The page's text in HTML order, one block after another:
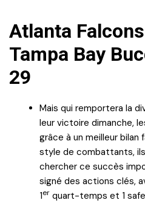
Atlanta
Tampa Bay
29
Mais qui remportera la
leur victoire dimanche,
grâce à un meilleur bilan
style de combattants, ils
chercher ce succès
signé des actions clés,
1er quart-temps et 1